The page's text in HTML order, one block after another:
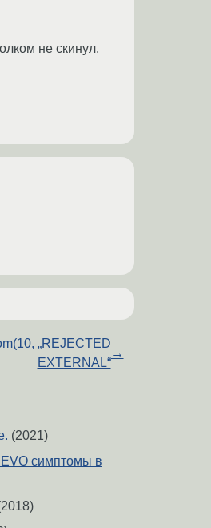
не скинул.
„REJECTED
EXTERNAL“
→
(2021)
симптомы в